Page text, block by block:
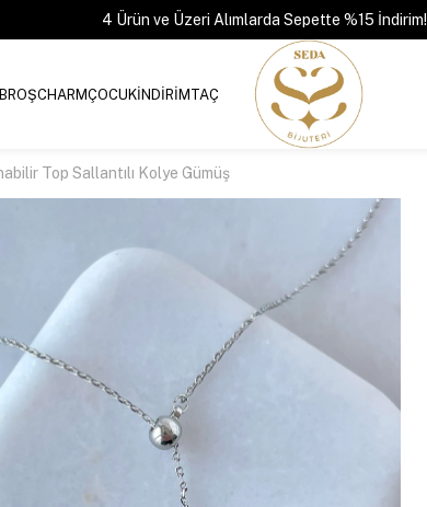
4 Ürün ve Üzeri Alımlarda Sepette %15 İndirim!
BROŞCHARMÇOCUKİNDİRİMTAÇ
Top Sallantılı Kolye Gümüş